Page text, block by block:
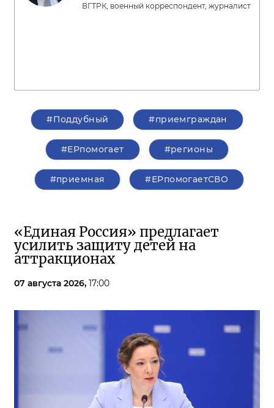
ВГТРК, военный корреспондент, журналист
#Поддубный #приемграждан
#ЕРпомогает #регионы
#приемная #ЕРпомогаетСВО
«Единая Россия» предлагает
усилить защиту детей на
аттракционах
07 августа 2026, 17:00